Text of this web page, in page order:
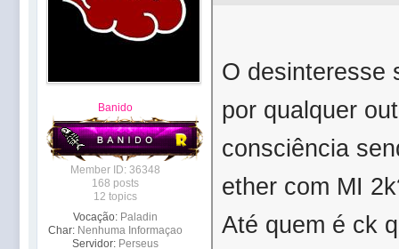
Banido
Member ID: 36348
168 posts
12 topics
Vocação: Paladin
Char: Nenhuma Informaçao
Servidor: Perseus
O desinteresse
por qualquer
consciência
ether com MI
Até quem é ck